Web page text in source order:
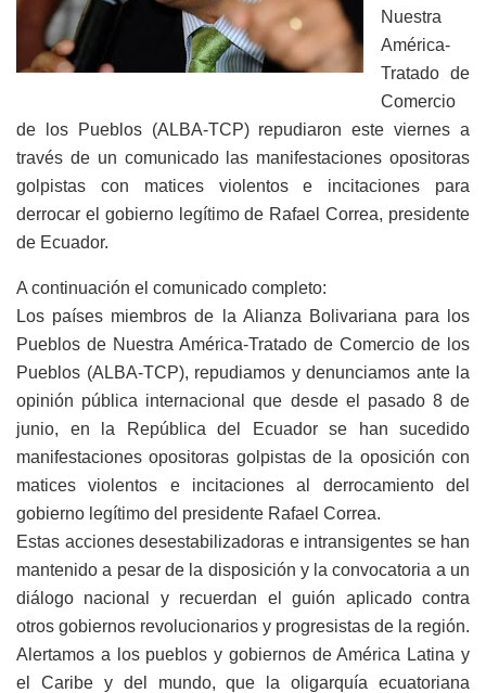
Nuestra
América-
Tratado de
Comercio
de los Pueblos (ALBA-TCP) repudiaron este viernes a
través de un comunicado las manifestaciones opositoras
golpistas con matices violentos e incitaciones para
derrocar el gobierno legítimo de Rafael Correa, presidente
de Ecuador.
A continuación el comunicado completo:
Los países miembros de la Alianza Bolivariana para los
Pueblos de Nuestra América-Tratado de Comercio de los
Pueblos (ALBA-TCP), repudiamos y denunciamos ante la
opinión pública internacional que desde el pasado 8 de
junio, en la República del Ecuador se han sucedido
manifestaciones opositoras golpistas de la oposición con
matices violentos e incitaciones al derrocamiento del
gobierno legítimo del presidente Rafael Correa.
Estas acciones desestabilizadoras e intransigentes se han
mantenido a pesar de la disposición y la convocatoria a un
diálogo nacional y recuerdan el guión aplicado contra
otros gobiernos revolucionarios y progresistas de la región.
Alertamos a los pueblos y gobiernos de América Latina y
el Caribe y del mundo, que la oligarquía ecuatoriana